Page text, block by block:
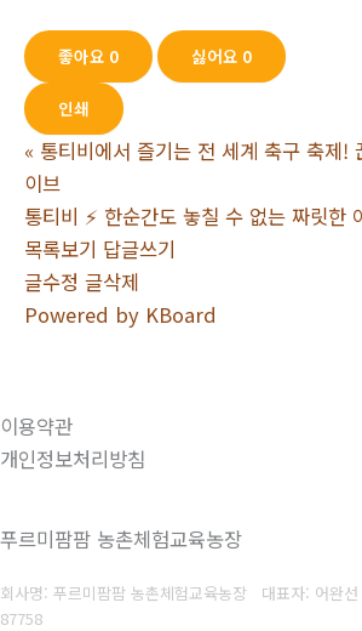
좋아요 0 싫어요 0
인쇄
« 통티비에서 즐기는 전 세계 축구 축제!
이브
통티비 ⚡️ 한순간도 놓칠 수 없는 짜릿한
목록보기 답글쓰기
글수정 글삭제
Powered by KBoard
이용약관
개인정보처리방침
푸르미팜팜 농촌체험교육농장
회사명: 푸르미팜팜 농촌체험교육농장 대표자: 어완선
87758